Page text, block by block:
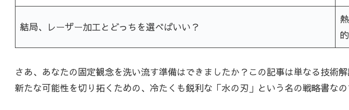
結局、レーザー加工とどっちを選べばいい？
さあ、あなたの固定観念を洗い流す準備はできましたか？この記事は単なる技術
新たな可能性を切り拓くための、冷たくも鋭利な「水の刃」という名の戦略書な